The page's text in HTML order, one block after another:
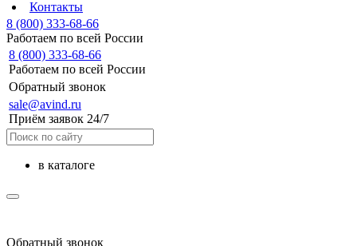
Контакты
8 (800) 333-68-66
Работаем по всей России
8 (800) 333-68-66
Работаем по всей России
Обратный звонок
sale@avind.ru
Приём заявок 24/7
в каталоге
Обратный звонок